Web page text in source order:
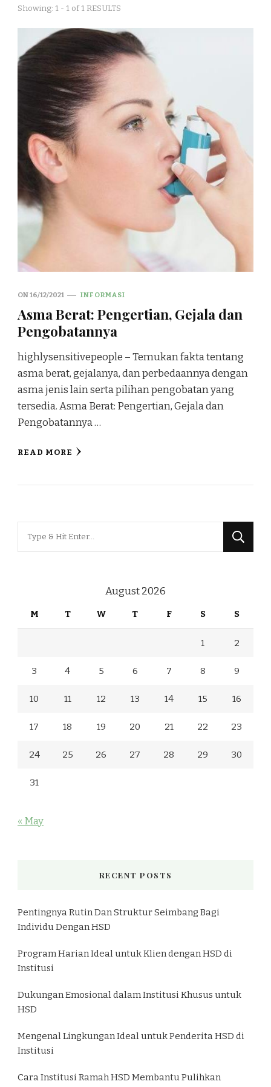
Showing: 1 - 1 of 1 RESULTS
ON16/12/2021 INFORMASI
Asma Berat: Pengertian, Gejala dan
Pengobatannya
highlysensitivepeople – Temukan fakta tentang
asma berat, gejalanya, dan perbedaannya dengan
asma jenis lain serta pilihan pengobatan yang
tersedia. Asma Berat: Pengertian, Gejala dan
Pengobatannya …
READ MORE
August 2026
M T W T F S S
1 2
3 4 5 6 7 8 9
10 11 12 13 14 15 16
17 18 19 20 21 22 23
24 25 26 27 28 29 30
31
« May
RECENT POSTS
Pentingnya Rutin Dan Struktur Seimbang Bagi
Individu Dengan HSD
Program Harian Ideal untuk Klien dengan HSD di
Institusi
Dukungan Emosional dalam Institusi Khusus untuk
HSD
Mengenal Lingkungan Ideal untuk Penderita HSD di
Institusi
Cara Institusi Ramah HSD Membantu Pulihkan